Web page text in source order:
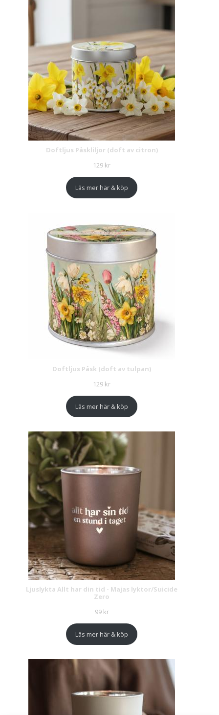
Doftljus Påskliljor (doft av citron)
129 kr
Läs mer här & köp
Doftljus Påsk (doft av tulpan)
129 kr
Läs mer här & köp
Ljuslykta Allt har din tid - Majas lyktor/Suicide
Zero
99 kr
Läs mer här & köp